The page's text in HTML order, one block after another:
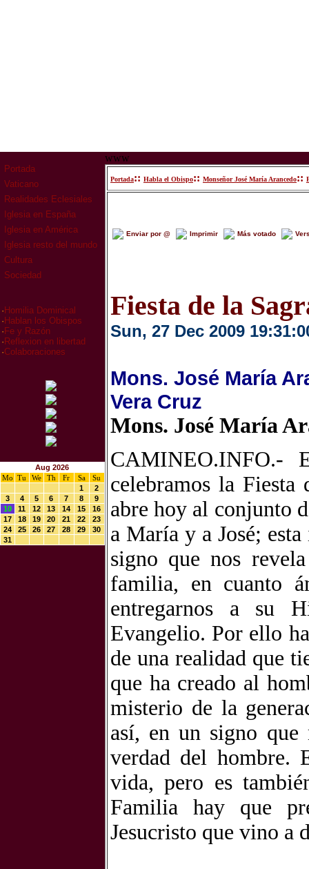
Portada
Vaticano
Realidades Eclesiales
Iglesia en España
Iglesia en América
Iglesia resto del mundo
Cultura
Sociedad
· Homilia Dominical
· Hablan los Obispos
· Fe y Razón
· Reflexion en libertad
·Colaboraciones
Aug 2026
Mo
Tu We Th Fr Sa
Su
1
2
3
4 5 6 7 8
9
10
11 12 13 14 15
16
17
18 19 20 21 22
23
24
25 26 27 28 29
30
31
www
Portada:: Habla el Obispo:: Monseñor José María Arancedo::
Enviar por @ Imprimir Más votado
Fiesta de la
Sun, 27 Dec 2009
Mons. José María
Vera Cruz
Mons. José María
CAMINEO.INFO.-
celebramos la Fiesta
abre hoy al conjunto
a María y a José;
signo que nos
familia, en cuanto
entregarnos a su
Evangelio. Por ello
de una realidad que
que ha creado al
misterio de la
así, en un signo
verdad del hombre.
vida, pero es
Familia hay que
Jesucristo que vino a